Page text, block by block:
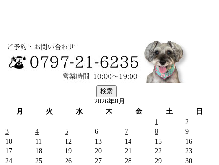
索:
2026年8月
月
火 水 木 金 土
日
1
2
3
4 5 6 7 8
9
10
11 12 13 14 15
16
17
18 19 20 21 22
23
24
25 26 27 28 29
30